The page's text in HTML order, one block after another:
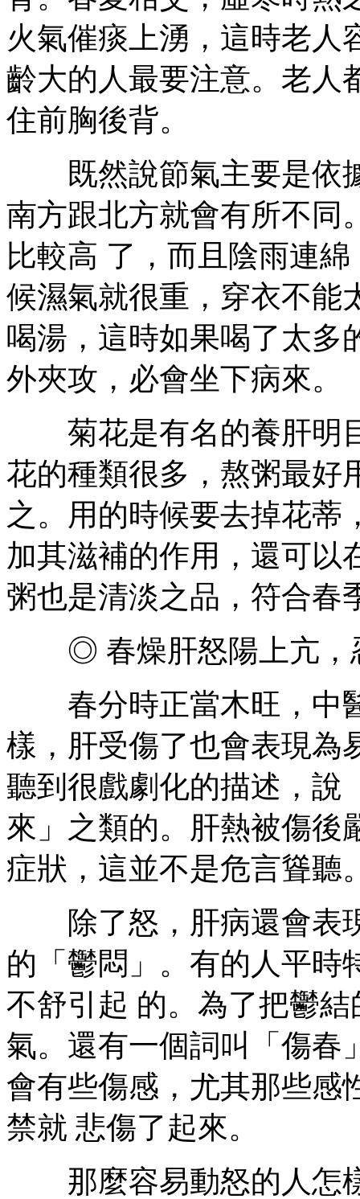
火氣催痰上湧，這時老人
齡大的人最要注意。老人
住前胸後背。
既然說節氣主要是依
南方跟北方就會有所不同
比較高 了，而且陰雨連
候濕氣就很重，穿衣不能
喝湯，這時如果喝了太多
外夾攻，必會坐下病來。
菊花是有名的養肝明
花的種類很多，熬粥最好
之。用的時候要去掉花蒂
加其滋補的作用，還可以
粥也是清淡之品，符合春
◎ 春燥肝怒陽上亢，
春分時正當木旺，中
樣，肝受傷了也會表現為
聽到很戲劇化的描述，說
來」之類的。肝熱被傷後
症狀，這並不是危言聳聽
除了怒，肝病還會表
的「鬱悶」。有的人平時
不舒引起 的。為了把鬱
氣。還有一個詞叫「傷春
會有些傷感，尤其那些感
禁就 悲傷了起來。
那麼容易動怒的人怎